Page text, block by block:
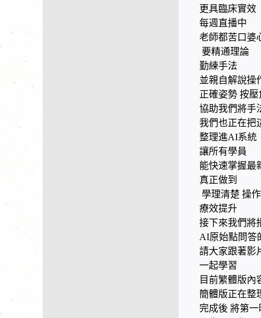
更具臨床實效
每週直播中
老師都苦口婆
要精通理論
勤練手法
並親自解說操
正確姿勢 按
協助我們將手
我們也正在把
整理進AI系統
讓所有學員
能快速掌握最
真正做到
學理清楚 操
療效提升
接下來我們將
AI原始點問答
請大家跟著影
一起學習
目前繁體版內
簡體版正在整
完成後 將第